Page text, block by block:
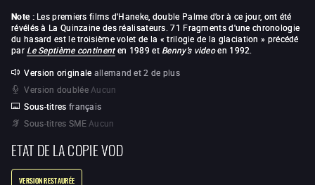
Note : Les premiers films d'Haneke, double Palme d’or à ce jour, ont été
révélés à La Quinzaine des réalisateurs. 71 Fragments d'une chronologie
du hasard est le troisième volet de la « trilogie de la glaciation » précédé
par Le Septième continenten 1989 et Benny’s videoen 1992.
Version originale allemand et 2 de plus
Version doublée Aucun
Sous-titres français
Sous-titres SME Aucun
ETAT DE LA COPIE VOD
VERSION RESTAURÉE